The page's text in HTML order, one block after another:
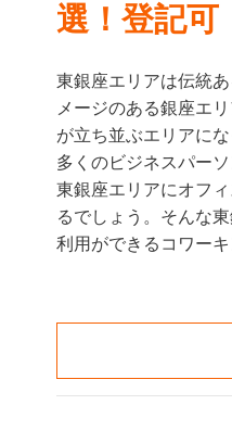
選！登記
東銀座エリアは伝統
メージのある銀座エ
が立ち並ぶエリアに
多くのビジネスパー
東銀座エリアにオフ
るでしょう。そんな
利用ができるコワー